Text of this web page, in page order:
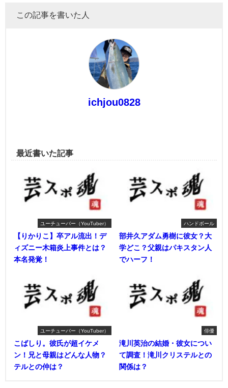
この記事を書いた人
ichjou0828
最近書いた記事
ユーチューバー（YouTuber）
【りかりこ】卒アル流出！デ
ィズニー木箱炎上事件とは？
本名発覚！
ハンドボール
部井久アダム勇樹に彼女？大
学どこ？父親はパキスタン人
でハーフ！
ユーチューバー（YouTuber）
こばしり。彼氏が超イケメ
ン！兄と母親はどんな人物？
テルとの仲は？
俳優
滝川英治の結婚・彼女につい
て調査！滝川クリステルとの
関係は？